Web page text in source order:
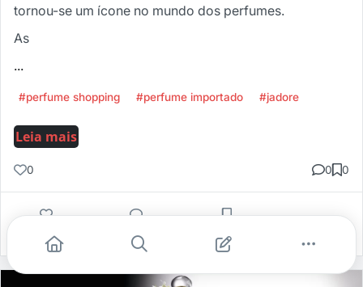
tornou-se um ícone no mundo dos perfumes.
As
...
#perfume shopping #perfume importado #jadore
Leia mais
0 0 0
Gostei Comentar Salvar